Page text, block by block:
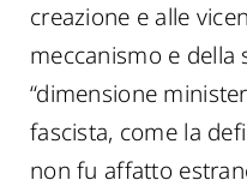
creazione e alle
meccanismo e della
“dimensione
fascista, come la
non fu affatto